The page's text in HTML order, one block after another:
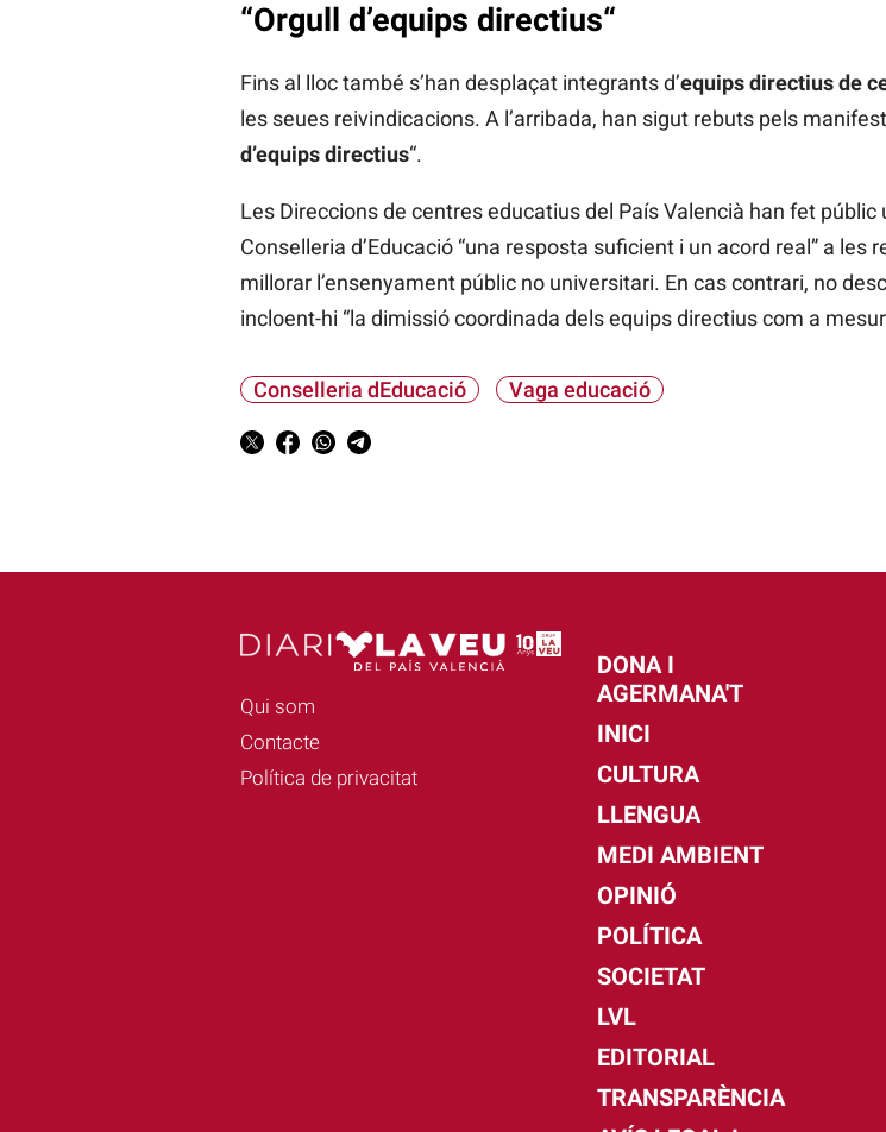
“Orgull d’equips directius“
Fins al lloc també s’han desplaçat integrants d’equips directius de
les seues reivindicacions. A l’arribada, han sigut rebuts pels
d’equips directius“.
Les Direccions de centres educatius del País Valencià han fet públic
Conselleria d’Educació “una resposta suficient i un acord real” a
millorar l’ensenyament públic no universitari. En cas contrari, no
incloent-hi “la dimissió coordinada dels equips directius com a
Conselleria dEducació Vaga educació
Qui som
Contacte
Política de privacitat
DONA I
AGERMANA'T
INICI
CULTURA
LLENGUA
MEDI AMBIENT
OPINIÓ
POLÍTICA
SOCIETAT
LVL
EDITORIAL
TRANSPARÈNCIA